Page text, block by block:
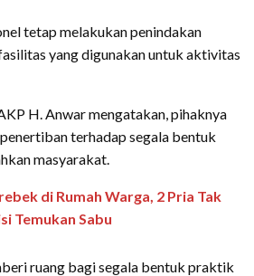
tetap melakukan penindakan
yang digunakan untuk aktivitas
H. Anwar mengatakan, pihaknya
terhadap segala bentuk
masyarakat.
di Rumah Warga, 2 Pria Tak
Temukan Sabu
ruang bagi segala bentuk praktik